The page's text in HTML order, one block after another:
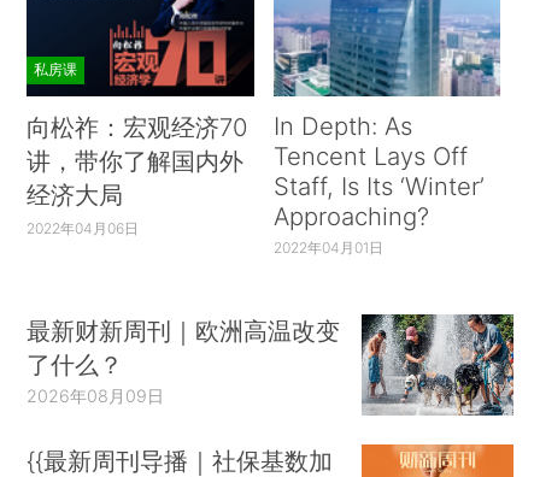
私房课
向松祚：宏观经济70
讲，带你了解国内外
经济大局
2022年04月06日
In Depth: As
Tencent Lays Off
Staff, Is Its ‘Winter’
Approaching?
2022年04月01日
最新财新周刊｜欧洲高温改变
了什么？
2026年08月09日
{{最新周刊导播｜社保基数加